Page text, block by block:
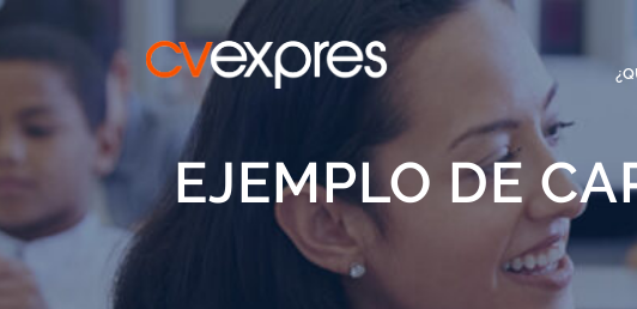
EJEMPLO DE